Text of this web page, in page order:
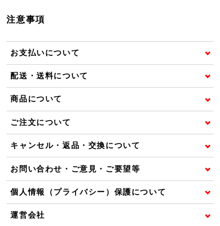
注意事項
お支払いについて
配送・送料について
商品について
ご注文について
キャンセル・返品・交換について
お問い合わせ・ご意見・ご要望等
個人情報（プライバシー）保護について
運営会社